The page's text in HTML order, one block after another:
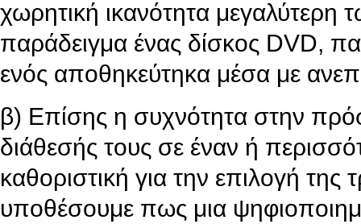
χωρητική ικανότητα μεγαλύτερη
παράδειγμα ένας δίσκος DVD,
ενός αποθηκεύτηκα μέσα με
β) Επίσης η συχνότητα στην
διάθεσής τους σε έναν ή
καθοριστική για την επιλογή
υποθέσουμε πως μια